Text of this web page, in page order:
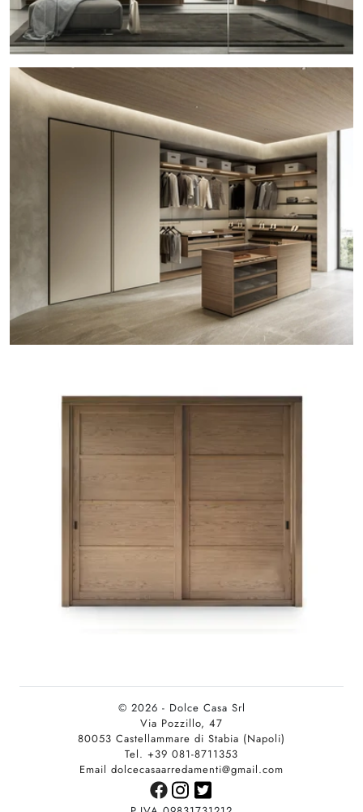
© 2026 - Dolce Casa Srl
Via Pozzillo, 47
80053 Castellammare di Stabia (Napoli)
Tel. +39 081-8711353
Email dolcecasaarredamenti@gmail.com